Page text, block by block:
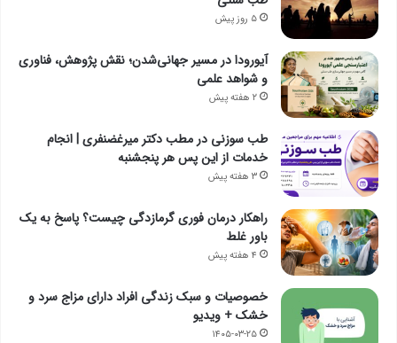
۵ روز پیش
آیورودا در مسیر جهانی‌شدن؛ نقش پژوهش، فناوری
و شواهد علمی
۲ هفته پیش
طب سوزنی در مطب دکتر میرغضنفری | انجام
خدمات از این پس هر پنجشنبه
۳ هفته پیش
راهکار درمان فوری گرمازدگی چیست؟ پاسخ به یک
باور غلط
۴ هفته پیش
خصوصیات و سبک زندگی افراد دارای مزاج سرد و
خشک + ویدیو
۱۴۰۵-۰۳-۲۵